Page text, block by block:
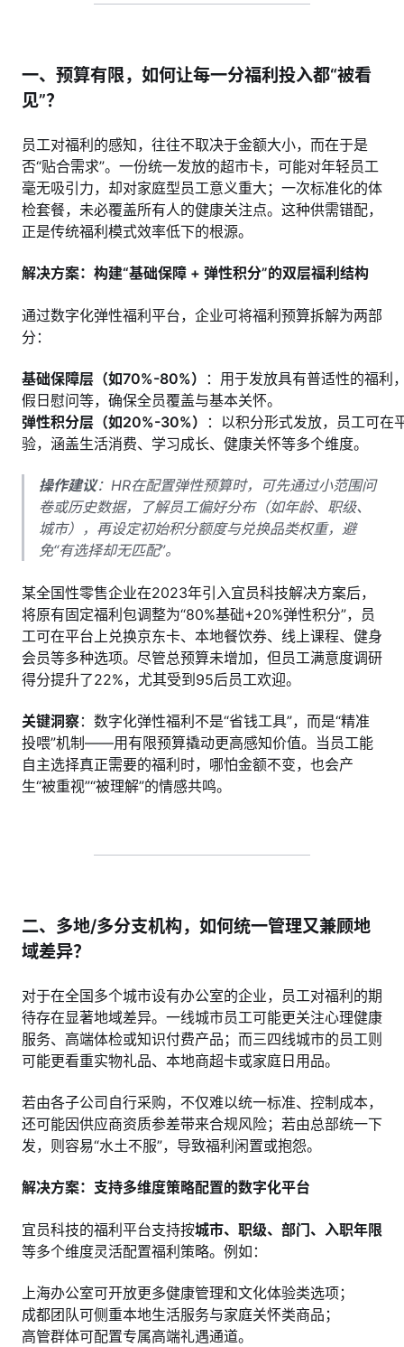
一、预算有限，如何让每一分福利投入都“被看
见”？
员工对福利的感知，往往不取决于金额大小，而在于是
否“贴合需求”。一份统一发放的超市卡，可能对年轻员工
毫无吸引力，却对家庭型员工意义重大；一次标准化的体
检套餐，未必覆盖所有人的健康关注点。这种供需错配，
正是传统福利模式效率低下的根源。
解决方案：构建“基础保障 + 弹性积分”的双层福利结构
通过数字化弹性福利平台，企业可将福利预算拆解为两部
分：
基础保障层（如70%-80%）
：用于发放具有普适性的福利
假日慰问等，确保全员覆盖与基本关怀。
弹性积分层（如20%-30%）
：以积分形式发放，员工可在
验，涵盖生活消费、学习成长、健康关怀等多个维度。
操作建议：HR在配置弹性预算时，可先通过小范围问
卷或历史数据，了解员工偏好分布（如年龄、职级、
城市），再设定初始积分额度与兑换品类权重，避
免“有选择却无匹配”。
某全国性零售企业在2023年引入宜员科技解决方案后，
将原有固定福利包调整为“80%基础+20%弹性积分”，员
工可在平台上兑换京东卡、本地餐饮券、线上课程、健身
会员等多种选项。尽管总预算未增加，但员工满意度调研
得分提升了22%，尤其受到95后员工欢迎。
关键洞察：数字化弹性福利不是“省钱工具”，而是“精准
投喂”机制——用有限预算撬动更高感知价值。当员工能
自主选择真正需要的福利时，哪怕金额不变，也会产
生“被重视”“被理解”的情感共鸣。
二、多地/多分支机构，如何统一管理又兼顾地
域差异？
对于在全国多个城市设有办公室的企业，员工对福利的期
待存在显著地域差异。一线城市员工可能更关注心理健康
服务、高端体检或知识付费产品；而三四线城市的员工则
可能更看重实物礼品、本地商超卡或家庭日用品。
若由各子公司自行采购，不仅难以统一标准、控制成本，
还可能因供应商资质参差带来合规风险；若由总部统一下
发，则容易“水土不服”，导致福利闲置或抱怨。
解决方案：支持多维度策略配置的数字化平台
宜员科技的福利平台支持按城市、职级、部门、入职年限
等多个维度灵活配置福利策略。例如：
上海办公室可开放更多健康管理和文化体验类选项；
成都团队可侧重本地生活服务与家庭关怀类商品；
高管群体可配置专属高端礼遇通道。